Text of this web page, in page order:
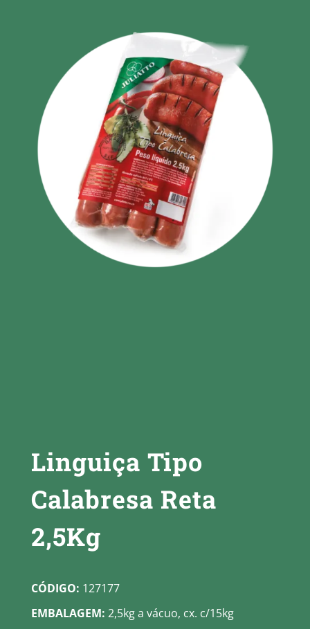
Linguiça Tipo
Calabresa Reta
2,5Kg
CÓDIGO: 127177
EMBALAGEM: 2,5kg a vácuo, cx. c/15kg